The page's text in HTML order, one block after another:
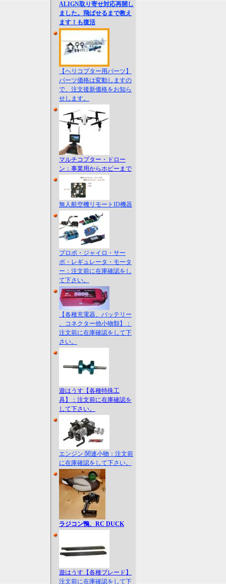
ALIGN取り寄せ対応再開し
ました。飛ばせるまで教え
ます！も復活
【ヘリコプター用パーツ】
パーツ価格は変動しますの
で、注文後新価格をお知ら
せします。
マルチコプター・ドロー
ン：事業用からホビーまで
無人航空機リモートID機器
プロポ・ジャイロ・サー
ボ・レギュレータ・モータ
ー：注文前に在庫確認をし
て下さい。
【各種充電器、バッテリー
、コネクター他小物類】：
注文前に在庫確認をして下
さい。
遊はうす【各種特殊工
具】：注文前に在庫確認を
して下さい。
エンジン 関連小物：注文前
に在庫確認をして下さい。
ラジコン鴨、RC DUCK
遊はうす【各種ブレード】
注文前に在庫確認をして下